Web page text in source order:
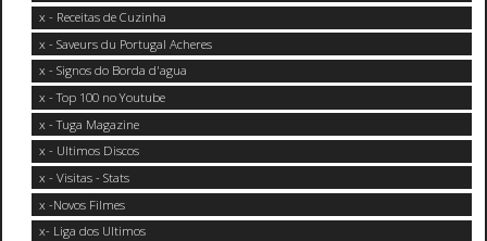
x - Receitas de Cuzinha
x - Saveurs du Portugal Acheres
x - Signos do Borda d'agua
x - Top 100 no Youtube
x - Tuga Magazine
x - Ultimos Discos
x - Visitas - Stats
x -Novos Filmes
x- Liga dos Ultimos